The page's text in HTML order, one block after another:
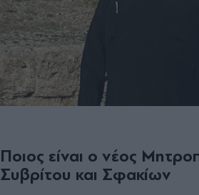
Ποιος είναι ο νέος
Συβρίτου και Σφακίων